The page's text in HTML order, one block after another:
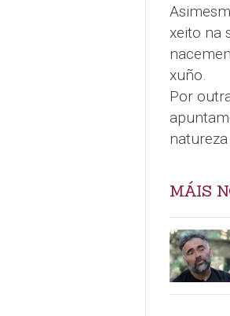
xeito na
xuño.
Por
MÁIS